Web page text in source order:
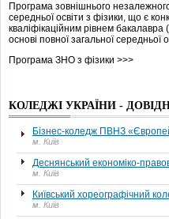
Програма зовнішнього
середньої освіти з фізики, що є
кваліфікаційним рівнем
основі повної загальної середньої
Програма ЗНО з фізики >>>
КОЛЕДЖІ УКРАЇНИ -
Бізнес-коледж ПВНЗ
м. Київ
Деснянський економіко-
м. Київ
Київський хореографічний
м. Київ